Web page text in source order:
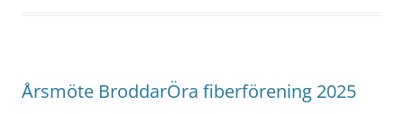
Årsmöte BroddarÖra fiberförening 2025